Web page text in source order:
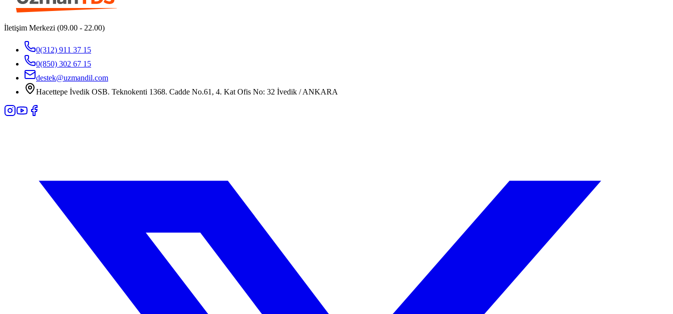
İletişim Merkezi (09.00 - 22.00)
0(312) 911 37 15
0(850) 302 67 15
destek@uzmandil.com
Hacettepe İvedik OSB. Teknokenti 1368. Cadde No.61, 4. Kat Ofis No: 32 İvedik / ANKARA